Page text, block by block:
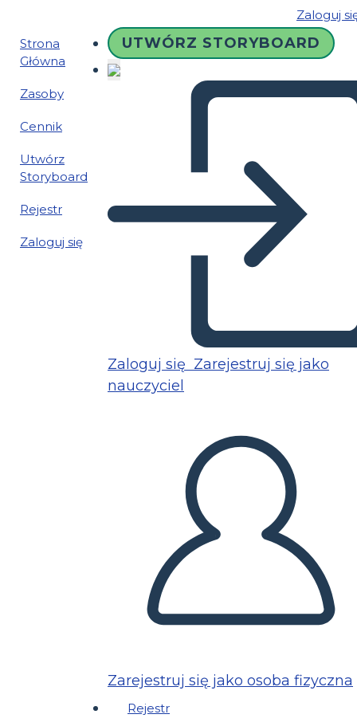
Zaloguj
Strona
Główna
Zasoby
Cennik
Utwórz
Storyboard
Rejestr
Zaloguj się
UTWÓRZ STORYBOARD
Zaloguj się Zarejestruj się jako
nauczyciel
Zarejestruj się jako osoba fizyczna
Rejestr